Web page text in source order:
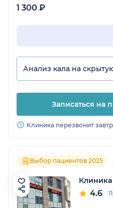
1 300 ₽
Анализ кала на
Записаться на
Клиника перезвонит
Выбор пациентов 2025
4.6